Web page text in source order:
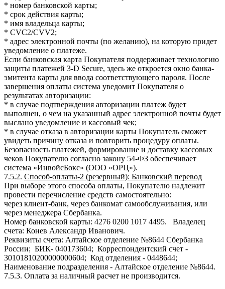
* номер банковской карты;
* срок действия карты;
* имя владельца карты;
* CVC2/CVV2;
* адрес электронной почты (по желанию), на которую придет
уведомление о платеже.
Если банковская карта Покупателя поддерживает технологию
защиты платежей 3-D Secure, здесь же откроется окно банка-
эмитента карты для ввода соответствующего пароля. После
завершения оплаты система уведомит Покупателя о
результатах авторизации:
* в случае подтверждения авторизации платеж будет
выполнен, о чем на указанный адрес электронной почты будет
выслано уведомление и кассовый чек;
* в случае отказа в авторизации карты Покупатель сможет
увидеть причину отказа и повторить процедуру оплаты.
Безопасность платежей, формирование и доставку кассовых
чеков Покупателю согласно закону 54-ФЗ обеспечивает
система «ИнвойсБокс» (ООО «ОРЦ»).
7.5.2. Способ-оплаты-2 (резервный): Банковский перевод
При выборе этого способа оплаты, Покупателю надлежит
провести перечисление средств самостоятельно:
через клиент-банк, через банкомат самообслуживания, или
через менеджера Сбербанка.
Номер банковской карты: 4276 0200 1017 4495. Владелец
счета: Конев Александр Иванович.
Реквизиты счета: Алтайское отделение №8644 Сбербанка
России; БИК- 040173604; Корреспондентский счет -
30101810200000000604; Код отделения - 0448644;
Наименование подразделения - Алтайское отделение №8644.
7.5.3. Оплата за наличный расчет не производится.